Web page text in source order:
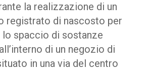
la realizzazione di un
registrato di nascosto per
spaccio di sostanze
di un negozio di
in una via del centro